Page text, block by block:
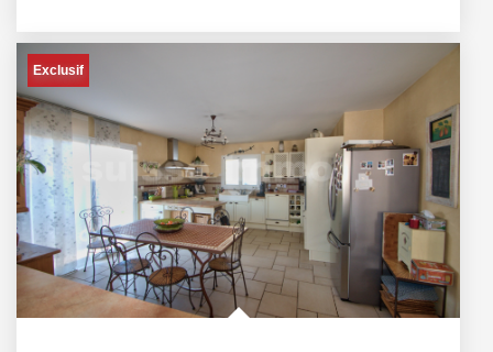
Exclusif